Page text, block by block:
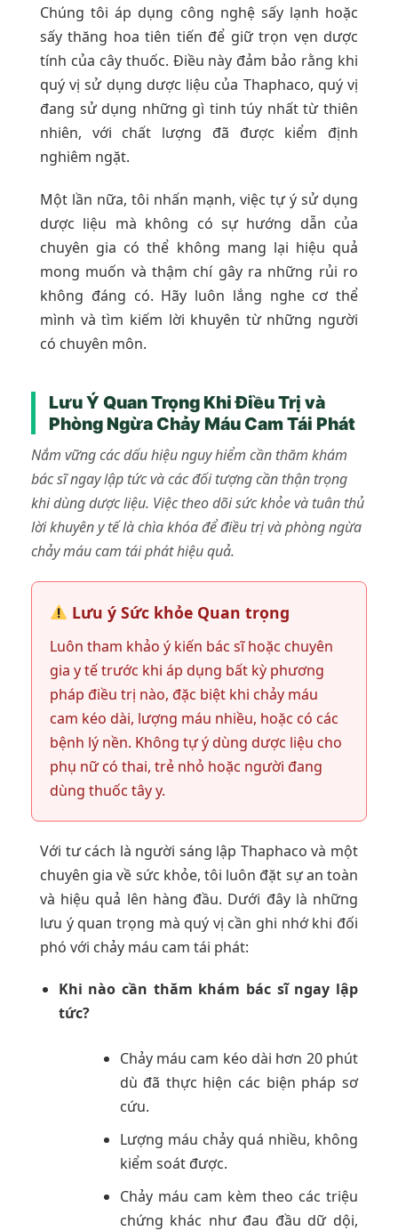
Chúng tôi áp dụng công nghệ sấy lạnh hoặc
sấy thăng hoa tiên tiến để giữ trọn vẹn dược
tính của cây thuốc. Điều này đảm bảo rằng khi
quý vị sử dụng dược liệu của Thaphaco, quý vị
đang sử dụng những gì tinh túy nhất từ thiên
nhiên, với chất lượng đã được kiểm định
nghiêm ngặt.
Một lần nữa, tôi nhấn mạnh, việc tự ý sử dụng
dược liệu mà không có sự hướng dẫn của
chuyên gia có thể không mang lại hiệu quả
mong muốn và thậm chí gây ra những rủi ro
không đáng có. Hãy luôn lắng nghe cơ thể
mình và tìm kiếm lời khuyên từ những người
có chuyên môn.
Lưu Ý Quan Trọng Khi Điều Trị và
Phòng Ngừa Chảy Máu Cam Tái Phát
Nắm vững các dấu hiệu nguy hiểm cần thăm khám
bác sĩ ngay lập tức và các đối tượng cần thận trọng
khi dùng dược liệu. Việc theo dõi sức khỏe và tuân thủ
lời khuyên y tế là chìa khóa để điều trị và phòng ngừa
chảy máu cam tái phát hiệu quả.
Lưu ý Sức khỏe Quan trọng
Luôn tham khảo ý kiến bác sĩ hoặc chuyên
gia y tế trước khi áp dụng bất kỳ phương
pháp điều trị nào, đặc biệt khi chảy máu
cam kéo dài, lượng máu nhiều, hoặc có các
bệnh lý nền. Không tự ý dùng dược liệu cho
phụ nữ có thai, trẻ nhỏ hoặc người đang
dùng thuốc tây y.
Với tư cách là người sáng lập Thaphaco và một
chuyên gia về sức khỏe, tôi luôn đặt sự an toàn
và hiệu quả lên hàng đầu. Dưới đây là những
lưu ý quan trọng mà quý vị cần ghi nhớ khi đối
phó với chảy máu cam tái phát:
Khi nào cần thăm khám bác sĩ ngay lập
tức?
Chảy máu cam kéo dài hơn 20 phút
dù đã thực hiện các biện pháp sơ
cứu.
Lượng máu chảy quá nhiều, không
kiểm soát được.
Chảy máu cam kèm theo các triệu
chứng khác như đau đầu dữ dội,